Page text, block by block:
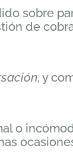
sobre
de
, y
o